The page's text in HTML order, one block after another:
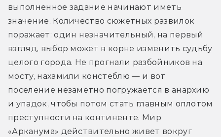
выполненное задание начинают иметь
значение. Количество сюжетных развилок
поражает: один незначительный, на первый
взгляд, выбор может в корне изменить судьбу
целого города. Не прогнали разбойников на
мосту, нахамили констеблю — и вот
поселение незаметно погружается в анархию
и упадок, чтобы потом стать главным оплотом
преступности на континенте. Мир
«Арканума» действительно живет вокруг